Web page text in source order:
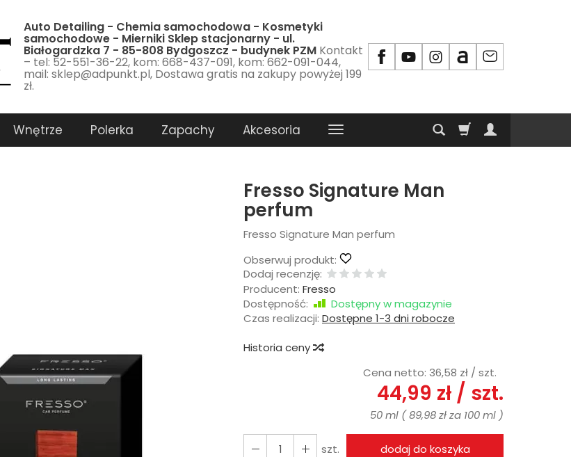
Auto Detailing - Chemia samochodowa - Kosmetyki
samochodowe - Mierniki Sklep stacjonarny - ul.
Białogardzka 7 - 85-808 Bydgoszcz - budynek PZM Kontakt
– tel: 52-551-36-22, kom: 668-437-091, kom: 662-091-044,
mail: sklep@adpunkt.pl, Dostawa gratis na zakupy powyżej 199
zł.
Wnętrze Polerka Zapachy Akcesoria
Fresso Signature Man
perfum
Fresso Signature Man perfum
Obserwuj produkt:
Dodaj recenzję:
Producent: Fresso
Dostępność:
Dostępny w magazynie
Czas realizacji: Dostępne 1-3 dni robocze
Historia ceny
Cena netto: 36,58 zł / szt.
44,99 zł / szt.
50 ml (89,98 złza 100 ml )
szt. dodaj do koszyka